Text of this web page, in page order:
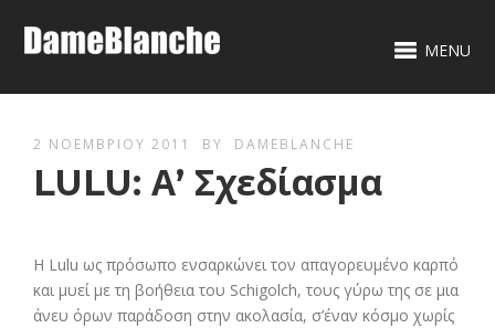
MENU
2 ΝΟΕΜΒΡΊΟΥ 2011 BY DAMEBLANCHE
LULU: Α’ Σχεδίασμα
Η Lulu ως πρόσωπο ενσαρκώνει τον απαγορευμένο καρπό
και μυεί με τη βοήθεια του Schigolch, τους γύρω της σε μια
άνευ όρων παράδοση στην ακολασία, σ’έναν κόσμο χωρίς